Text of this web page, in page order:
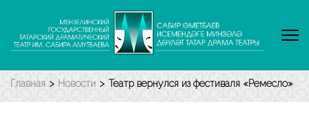
содержимому
Enter)
Главная > Новости > Театр вернулся из фестиваля «Ремесло»